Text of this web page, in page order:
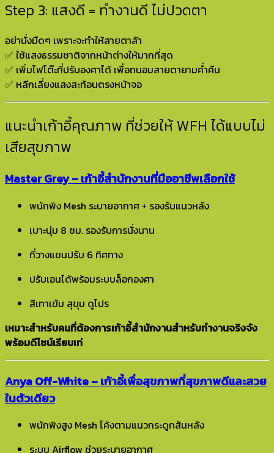
Step 3: แสงดี = ทำงานดี ไม่ปวดตา
อย่านั่งมืดๆ เพราะจะทำให้สายตาล้า
✅ ใช้แสงธรรมชาติจากหน้าต่างให้มากที่สุด
✅ เพิ่มไฟโต๊ะที่ปรับองศาได้ เพื่อถนอมสายตายามค่ำคืน
✅ หลีกเลี่ยงแสงสะท้อนตรงหน้าจอ
แนะนำเก้าอี้คุณภาพ ที่ช่วยให้ WFH ได้แบบไม่
เสียสุขภาพ
Master Grey – เก้าอี้สำนักงานที่มืออาชีพเลือกใช้
พนักพิง Mesh ระบายอากาศ + รองรับแนวหลัง
เบาะนุ่ม 8 ซม. รองรับการนั่งนาน
ที่วางแขนปรับ 6 ทิศทาง
ปรับเอนได้พร้อมระบบล็อกองศา
สีเทาเข้ม สุขุม ดูโปร
เหมาะสำหรับคนที่ต้องการเก้าอี้สำนักงานสำหรับทำงานจริงจัง
พร้อมดีไซน์เรียบเท่
Anya Off-White – เก้าอี้เพื่อสุขภาพที่สุขภาพดีและสวย
ในตัวเดียว
พนักพิงสูง Mesh โค้งตามแนวกระดูกสันหลัง
ระบบ Airflow ช่วยระบายอากาศ